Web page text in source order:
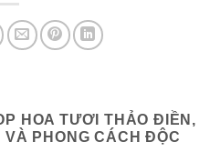
HOA TƯƠI THẢO ĐIỀN,
PHONG CÁCH ĐỘC